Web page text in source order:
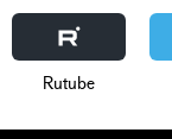
Rutube